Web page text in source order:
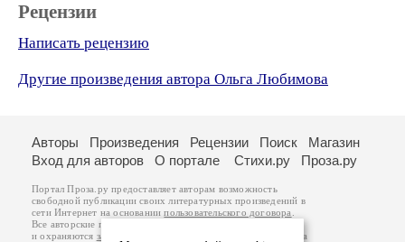
Рецензии
Написать рецензию
Другие произведения автора Ольга Любимова
Авторы Произведения Рецензии Поиск
Магазин
Вход для авторов
О портале Стихи.ру Проза.ру
Портал Проза.ру предоставляет авторам возможность
свободной публикации своих литературных произведений в
сети Интернет на основаниипользовательского договора
Все авторские права на произведения принадлежат авторам
и охраняются законом . Перепечатка произведений возможна